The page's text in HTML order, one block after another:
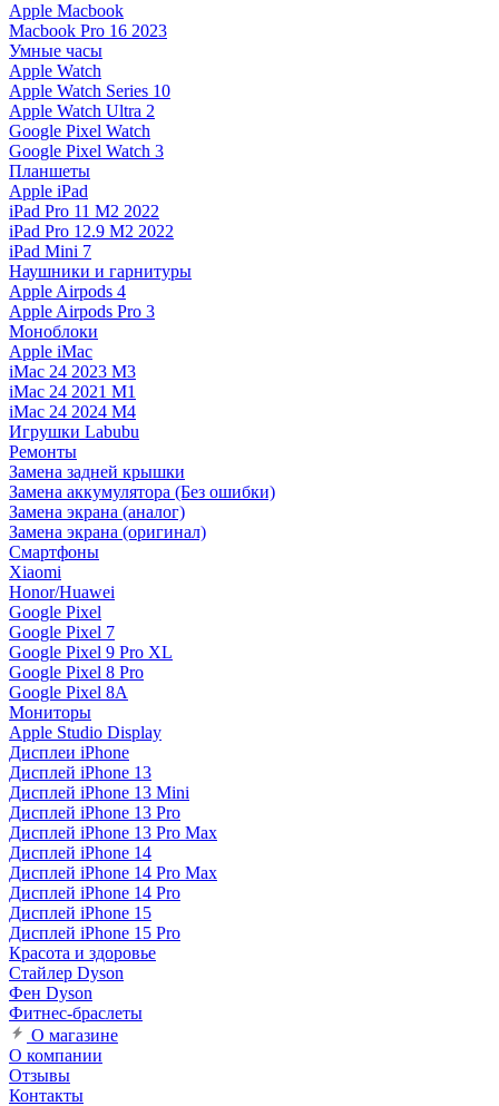
Apple Macbook
Macbook Pro 16 2023
Умные часы
Apple Watch
Apple Watch Series 10
Apple Watch Ultra 2
Google Pixel Watch
Google Pixel Watch 3
Планшеты
Apple iPad
iPad Pro 11 M2 2022
iPad Pro 12.9 M2 2022
iPad Mini 7
Наушники и гарнитуры
Apple Airpods 4
Apple Airpods Pro 3
Моноблоки
Apple iMac
iMac 24 2023 M3
iMac 24 2021 M1
iMac 24 2024 M4
Игрушки Labubu
Ремонты
Замена задней крышки
Замена аккумулятора (Без ошибки)
Замена экрана (аналог)
Замена экрана (оригинал)
Смартфоны
Xiaomi
Honor/Huawei
Google Pixel
Google Pixel 7
Google Pixel 9 Pro XL
Google Pixel 8 Pro
Google Pixel 8A
Мониторы
Apple Studio Display
Дисплеи iPhone
Дисплей iPhone 13
Дисплей iPhone 13 Mini
Дисплей iPhone 13 Pro
Дисплей iPhone 13 Pro Max
Дисплей iPhone 14
Дисплей iPhone 14 Pro Max
Дисплей iPhone 14 Pro
Дисплей iPhone 15
Дисплей iPhone 15 Pro
Красота и здоровье
Стайлер Dyson
Фен Dyson
Фитнес-браслеты
О магазине
О компании
Отзывы
Контакты